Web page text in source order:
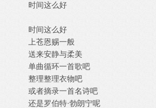
时间这么好
时间这么好
上苍恩赐一般
送来安静与柔美
单曲循环一首歌吧
整理整理衣物吧
或者摘录一首名诗吧
还是罗伯特·勃朗宁呢